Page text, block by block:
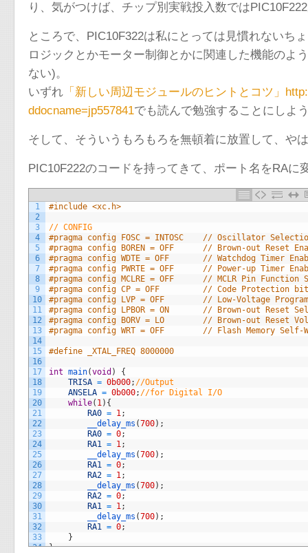
り、気がつけば、チップ別実戦投入数では
ところで、PIC10F322は私にとっては見慣れないち
ロジックとかモーター制御とかに関連した機能のよ
ない)。
いずれ 「新しい周辺モジュールのヒントとコツ」
ddocname=jp557841でも読んで勉強することにしよ
そして、そういうもろもろを無頓着に放置して、や
PIC10F222のコードを持ってきて、ポート名をRA
1
2
3
4
5
6
7
8
9
10
11
12
13
14
15
16
17
18
19
20
21
22
23
24
25
26
27
28
29
30
31
32
33
34
#include <xc.h>
// CONFIG
#pragma config FOSC = INTOSC    // Oscillator
#pragma config BOREN = OFF      // Brown-out Reset
#pragma config WDTE = OFF       // Watchdog Timer
#pragma config PWRTE = OFF      // Power-up Timer
#pragma config MCLRE = OFF      // MCLR Pin
#pragma config CP = OFF         // Code Protection
#pragma config LVP = OFF        // Low-Voltage
#pragma config LPBOR = ON       // Brown-out Reset
#pragma config BORV = LO        // Brown-out
#pragma config WRT = OFF        // Flash Memory
#define _XTAL_FREQ 8000000
int main(void )
{
TRISA = 0b000; //Output
ANSELA = 0b000; //for Digital I/O
while( 1) {
RA0 = 1;
__delay_ms (700) ;
RA0 = 0;
RA1 = 1;
__delay_ms (700) ;
RA1 = 0;
RA2 = 1;
__delay_ms (700) ;
RA2 = 0;
RA1 = 1;
__delay_ms (700) ;
RA1 = 0;
}
}